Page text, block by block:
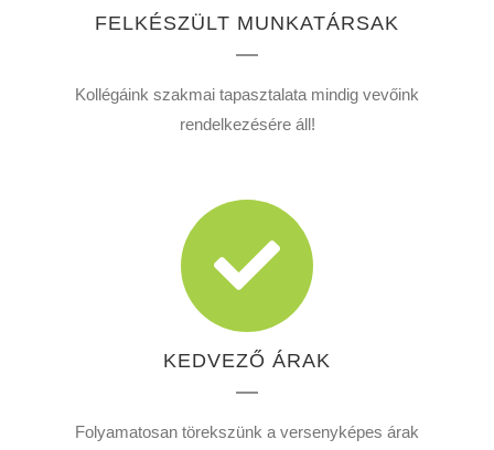
FELKÉSZÜLT MUNKATÁRSAK
Kollégáink szakmai tapasztalata mindig vevőink
rendelkezésére áll!
KEDVEZŐ ÁRAK
Folyamatosan törekszünk a versenyképes árak